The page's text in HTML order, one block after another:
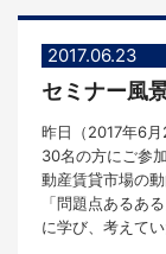
2017.06.23
昨日（2017年6
30名の方にご参
動産賃貸市場の
「問題点あるあ
に学び、考えて